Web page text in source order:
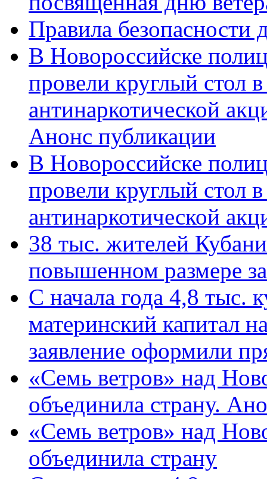
Правила безопасности
В Новороссийске
провели круглый стол
антинаркотической
Анонс публикации
В Новороссийске
провели круглый стол
антинаркотической
38 тыс. жителей
повышенном размере
С начала года 4,8 тыс.
материнский капитал
заявление оформили
«Семь ветров» над
объединила страну.
«Семь ветров» над
объединила страну